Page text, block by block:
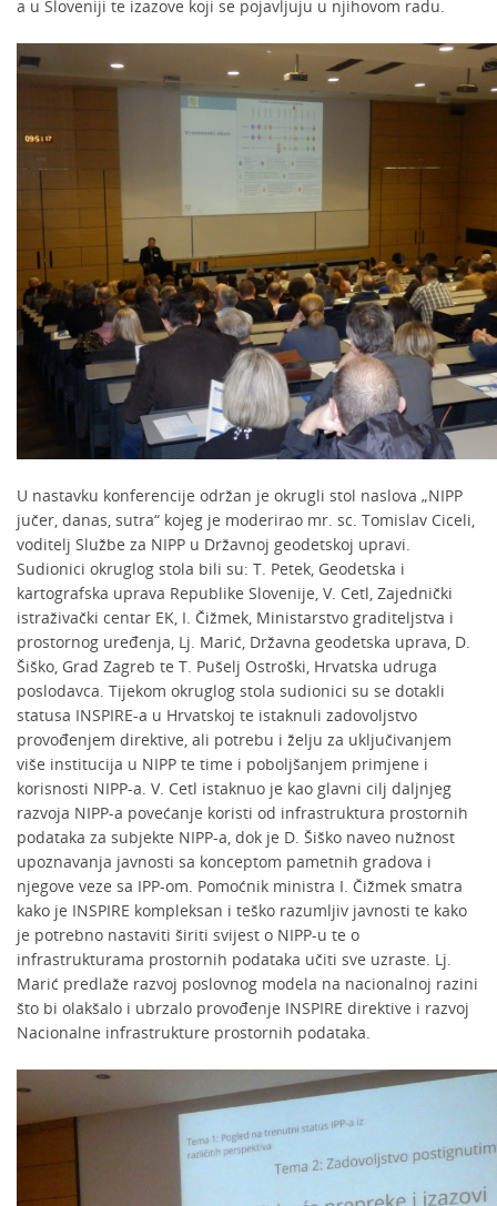
a u Sloveniji te izazove koji se pojavljuju u njihovom radu.
U nastavku konferencije održan je okrugli stol naslova „NIPP
jučer, danas, sutra“ kojeg je moderirao mr. sc. Tomislav Ciceli,
voditelj Službe za NIPP u Državnoj geodetskoj upravi.
Sudionici okruglog stola bili su: T. Petek, Geodetska i
kartografska uprava Republike Slovenije, V. Cetl, Zajednički
istraživački centar EK, I. Čižmek, Ministarstvo graditeljstva i
prostornog uređenja, Lj. Marić, Državna geodetska uprava, D.
Šiško, Grad Zagreb te T. Pušelj Ostroški, Hrvatska udruga
poslodavca. Tijekom okruglog stola sudionici su se dotakli
statusa INSPIRE-a u Hrvatskoj te istaknuli zadovoljstvo
provođenjem direktive, ali potrebu i želju za uključivanjem
više institucija u NIPP te time i poboljšanjem primjene i
korisnosti NIPP-a. V. Cetl istaknuo je kao glavni cilj daljnjeg
razvoja NIPP-a povećanje koristi od infrastruktura prostornih
podataka za subjekte NIPP-a, dok je D. Šiško naveo nužnost
upoznavanja javnosti sa konceptom pametnih gradova i
njegove veze sa IPP-om. Pomoćnik ministra I. Čižmek smatra
kako je INSPIRE kompleksan i teško razumljiv javnosti te kako
je potrebno nastaviti širiti svijest o NIPP-u te o
infrastrukturama prostornih podataka učiti sve uzraste. Lj.
Marić predlaže razvoj poslovnog modela na nacionalnoj razini
što bi olakšalo i ubrzalo provođenje INSPIRE direktive i razvoj
Nacionalne infrastrukture prostornih podataka.